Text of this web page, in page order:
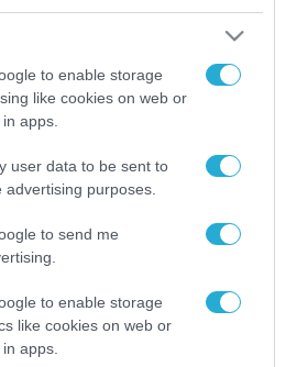
to enable storage
like cookies on web or
apps.
user data to be sent to
advertising purposes.
to send me
to enable storage
like cookies on web or
apps.
της
στην
η
στις
πως
στη Δυτική
έμειναν χωρίς
και νερό
στη Βρετανία:
του βασιλικού